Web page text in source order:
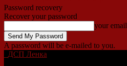
Password recovery
Recover your password
your email
A password will be e-mailed to you.
ДСП Ленка